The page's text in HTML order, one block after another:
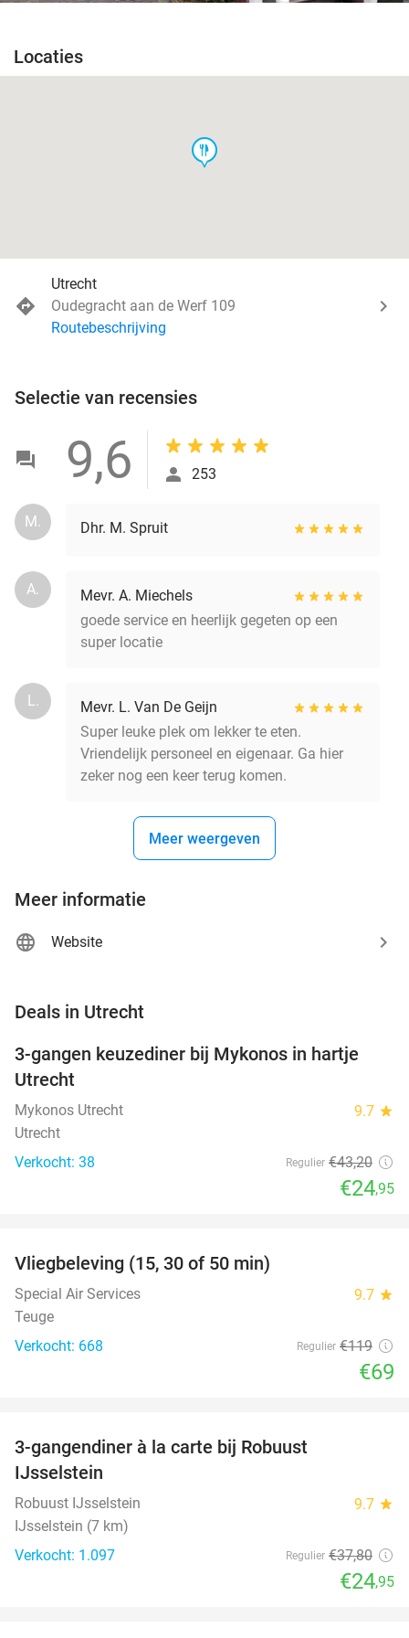
Locaties
food
Utrecht
Oudegracht aan de Werf 109
Routebeschrijving
Selectie van recensies
9,6 253
M. Dhr. M. Spruit
A.
Mevr. A. Miechels
goede service en heerlijk gegeten op een
super locatie
L.
Mevr. L. Van De Geijn
Super leuke plek om lekker te eten.
Vriendelijk personeel en eigenaar. Ga hier
zeker nog een keer terug komen.
Meer weergeven
Meer informatie
Website
Deals in Utrecht
42%
NEW
TODAY
3-gangen keuzediner bij Mykonos in hartje
Utrecht
Mykonos Utrecht 9.7 star
Utrecht
Verkocht: 38
Regulier €43,20
€24,95
Vliegbeleving (15, 30 of 50 min)
Special Air Services 9.7 star
Teuge
Verkocht: 668
Regulier €119
€69
3-gangendiner à la carte bij Robuust
IJsselstein
Robuust IJsselstein 9.7 star
IJsselstein (7 km)
Verkocht: 1.097
Regulier €37,80
€24,95